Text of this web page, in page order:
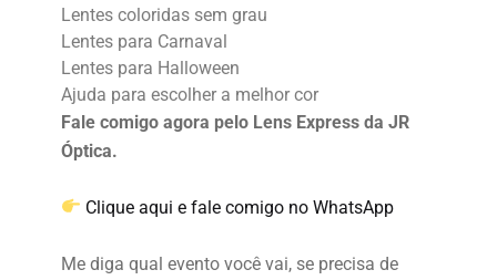
Lentes coloridas sem grau
Lentes para Carnaval
Lentes para Halloween
Ajuda para escolher a melhor cor
Fale comigo agora pelo Lens Express da JR
Óptica.
Clique aqui e fale comigo no WhatsApp
Me diga qual evento você vai, se precisa de